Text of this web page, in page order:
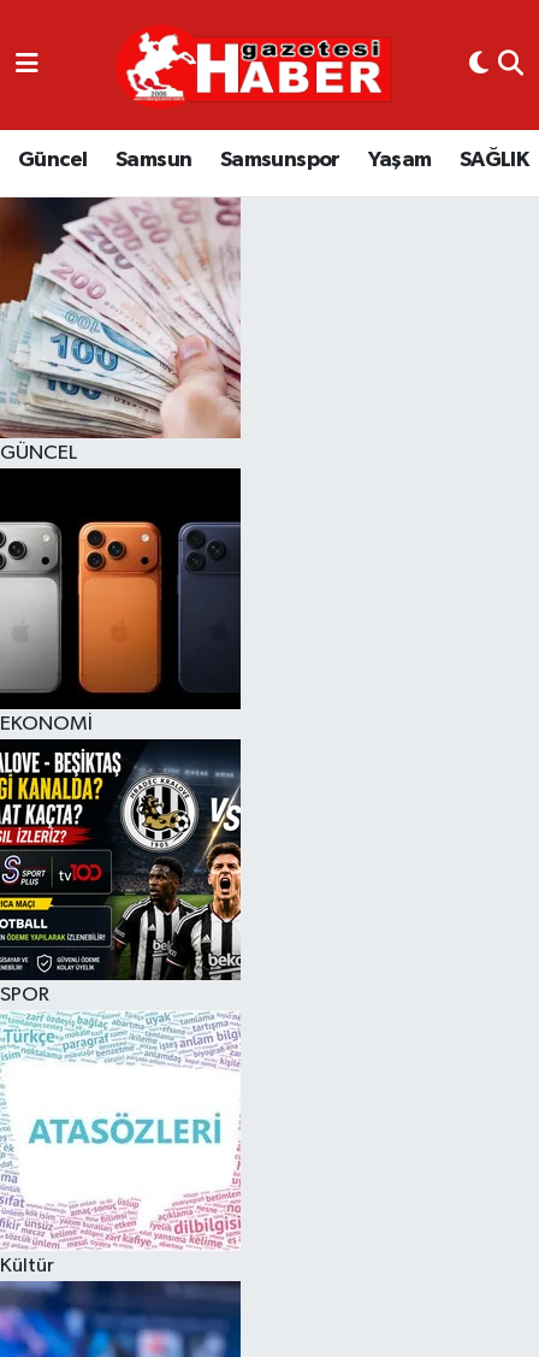
Güncel Samsun Samsunspor Yaşam SAĞLIK
GÜNCEL
EKONOMİ
SPOR
Kültür
GÜNCEL
SAMSUN
SAMSUNSPOR
EKONOMİ
YAŞAM